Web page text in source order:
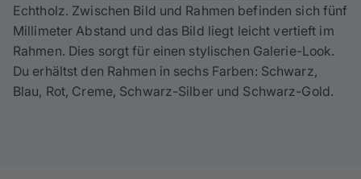
Echtholz. Zwischen Bild und Rahmen befinden sich fünf
Millimeter Abstand und das Bild liegt leicht vertieft im
Rahmen. Dies sorgt für einen stylischen Galerie-Look.
Du erhältst den Rahmen in sechs Farben: Schwarz,
Blau, Rot, Creme, Schwarz-Silber und Schwarz-Gold.